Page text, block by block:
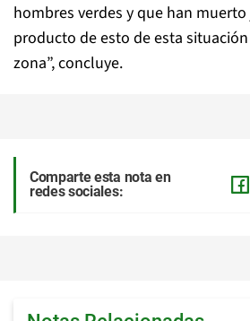
hombres verdes y que han
producto de esto de esta
zona”, concluye.
Comparte esta nota en
redes sociales: